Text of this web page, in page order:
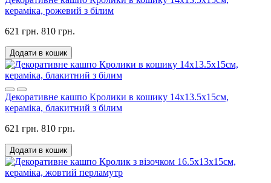
кераміка, рожевий з білим
621 грн. 810 грн.
Додати в кошик
Декоративне кашпо Кролики в кошику 14х13.5х15см,
кераміка, блакитний з білим
621 грн. 810 грн.
Додати в кошик